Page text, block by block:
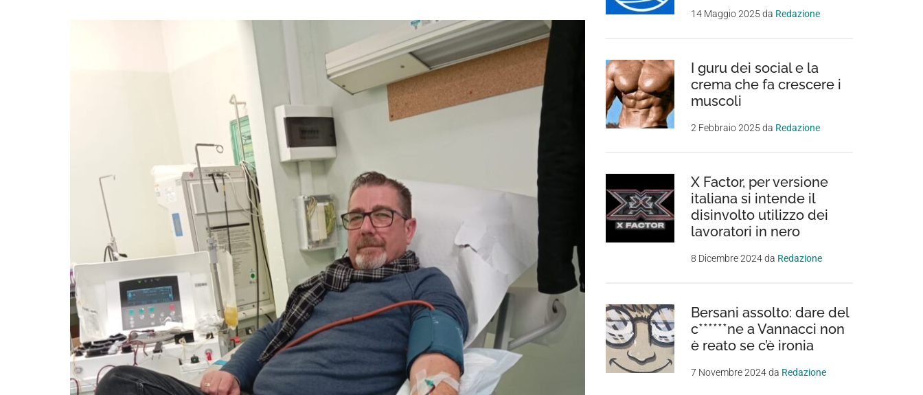
14 Maggio 2025 da Redazione
I guru dei social e la
crema che fa crescere i
muscoli
2 Febbraio 2025 da Redazione
X Factor, per versione
italiana si intende il
disinvolto utilizzo dei
lavoratori in nero
8 Dicembre 2024da Redazione
Bersani assolto: dare del
c******ne a Vannacci non
è reato se c’è ironia
7 Novembre 2024da Redazione